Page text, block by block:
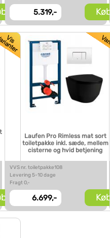
5.319,- Køb
Laufen Pro Rimless mat sort
toiletpakke inkl. sæde, mellem
cisterne og hvid betjening
VVS nr. toiletpakke108
Levering 5-10 dage
Fragt 0,-
6.699,- Køb